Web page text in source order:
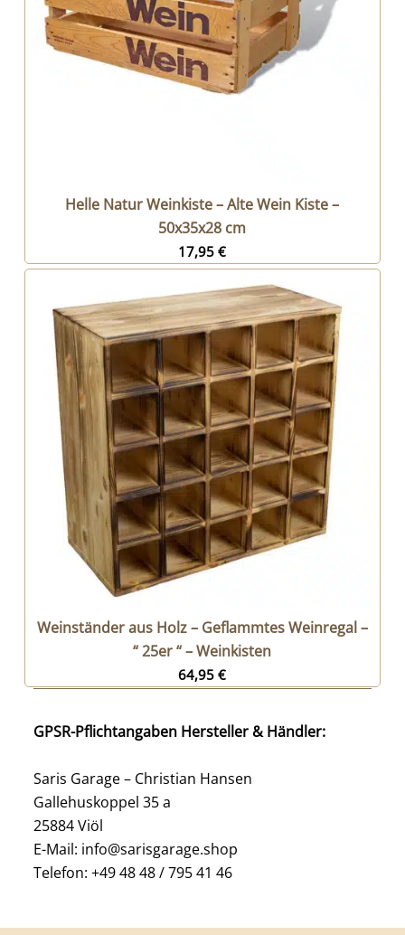
Helle Natur Weinkiste – Alte Wein Kiste –
50x35x28 cm
17,95€
Weinständer aus Holz – Geflammtes Weinregal –
“ 25er “ – Weinkisten
64,95€
GPSR-Pflichtangaben Hersteller & Händler:
Saris Garage – Christian Hansen
Gallehuskoppel 35 a
25884 Viöl
E-Mail: info@sarisgarage.shop
Telefon: +49 48 48 / 795 41 46